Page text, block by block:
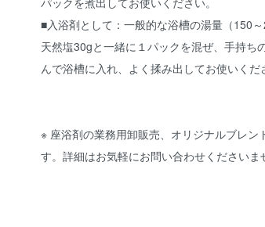
■入浴剤として：一般的な浴槽の湯量（150～
天然塩30gと一緒に１パックを混ぜ、手持ち
んで浴槽に入れ、よく揉み出してお使いくだ
※ 座浴剤の業務用卸販売、オリジナルブレン
す。詳細はお気軽にお問い合わせくださいま